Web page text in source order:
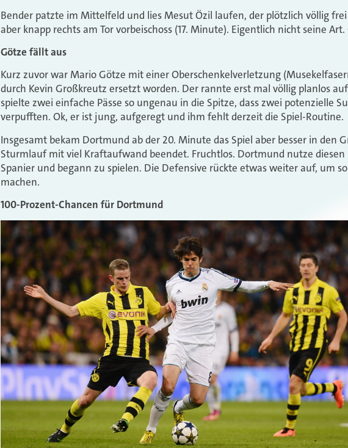
Bender patzte im Mittelfeld und lies Mesut Özil laufen, der plötzlich völlig
aber knapp rechts am Tor vorbeischoss (17. Minute). Eigentlich nicht seine
Götze fällt aus
Kurz zuvor war Mario Götze mit einer Oberschenkelverletzung
durch Kevin Großkreutz ersetzt worden. Der rannte erst mal völlig planlos
spielte zwei einfache Pässe so ungenau in die Spitze, dass zwei potenzielle
verpufften. Ok, er ist jung, aufgeregt und ihm fehlt derzeit die Spiel-Routine.
Insgesamt bekam Dortmund ab der 20. Minute das Spiel aber besser in den
Sturmlauf mit viel Kraftaufwand beendet. Fruchtlos. Dortmund nutze diesen
Spanier und begann zu spielen. Die Defensive rückte etwas weiter auf, um
machen.
100-Prozent-Chancen für Dortmund